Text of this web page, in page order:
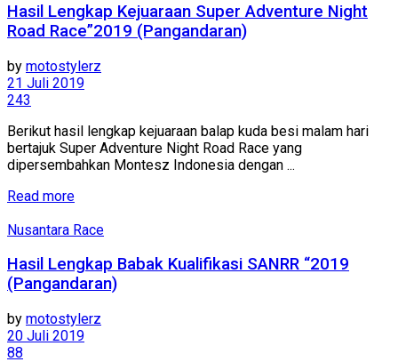
Hasil Lengkap Kejuaraan Super Adventure Night
Road Race”2019 (Pangandaran)
by motostylerz
21 Juli 2019
243
Berikut hasil lengkap kejuaraan balap kuda besi malam hari
bertajuk Super Adventure Night Road Race yang
dipersembahkan Montesz Indonesia dengan ...
Read more
Nusantara Race
Hasil Lengkap Babak Kualifikasi SANRR “2019
(Pangandaran)
by motostylerz
20 Juli 2019
88